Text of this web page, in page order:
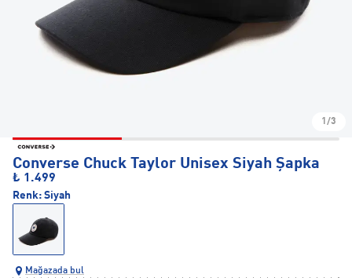
1/3
Converse Chuck Taylor Unisex Siyah Şapka
₺ 1.499
Renk: Siyah
Mağazada bul